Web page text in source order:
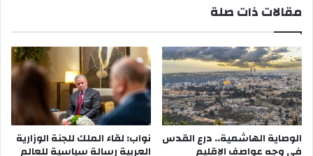
مقالات ذات صلة
الوصاية الهاشمية.. درع القدس
في وجه عواصف الإقليم
نواب: لقاء الملك للجنة الوزارية
العربية رسالة سياسية للعالم